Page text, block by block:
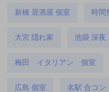
新橋 居酒屋 個室 時間
大宮 隠れ家 池袋 深夜
梅田 イタリアン 個室
広島 個室 名駅 合コン